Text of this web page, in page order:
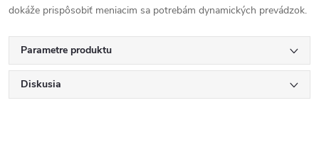
dokáže prispôsobiť meniacim sa potrebám dynamických prevádzok.
Parametre produktu
Diskusia